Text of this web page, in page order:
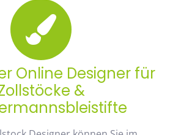
Online Designer für
&